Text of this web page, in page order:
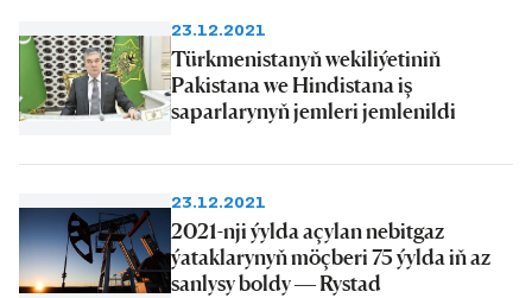
23.12.2021
Türkmenistanyň wekiliýetiniň
Pakistana we Hindistana iş
saparlarynyň jemleri jemlenildi
23.12.2021
2021-nji ýylda açylan nebitgaz
ýataklarynyň möçberi 75 ýylda iň az
sanlysy boldy — Rystad